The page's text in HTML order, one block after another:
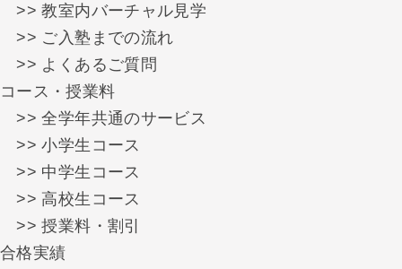
>> 教室内バーチャル見学
>> ご入塾までの流れ
>> よくあるご質問
コース・授業料
>> 全学年共通のサービス
>> 小学生コース
>> 中学生コース
>> 高校生コース
>> 授業料・割引
合格実績